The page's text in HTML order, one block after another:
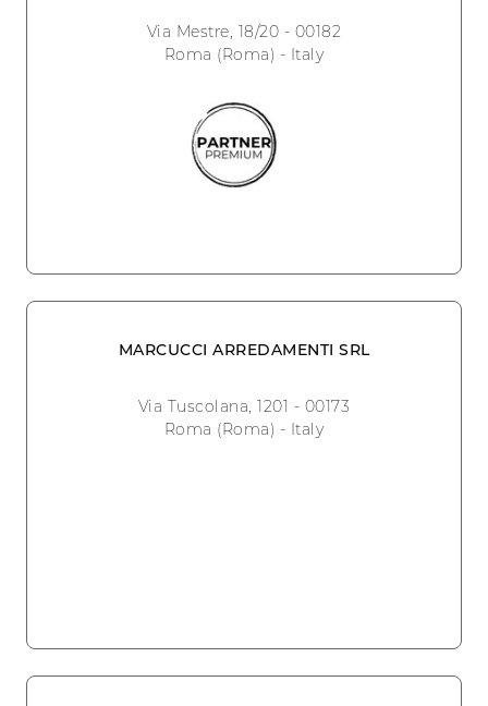
Via Mestre, 18/20 - 00182
Roma (Roma) - Italy
MARCUCCI ARREDAMENTI SRL
Via Tuscolana, 1201 - 00173
Roma (Roma) - Italy